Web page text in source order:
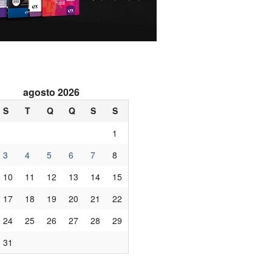
agosto 2026
S T Q Q S
S
1
3
4 5 6 7
8
10
11 12 13 14
15
17
18 19 20 21
22
24
25 26 27 28
29
31